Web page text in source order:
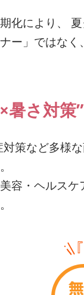
化により、
ー」ではな
暑さ対
策など多様
容・ヘルス